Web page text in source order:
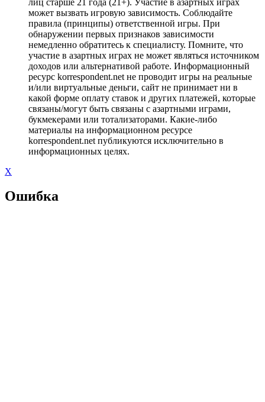
может вызвать игровую зависимость. Соблюдайте
правила (принципы) ответственной игры. При
обнаружении первых признаков зависимости
немедленно обратитесь к специалисту. Помните, что
участие в азартных играх не может являться источником
доходов или альтернативой работе. Информационный
ресурс korrespondent.net не проводит игры на реальные
и/или виртуальные деньги, сайт не принимает ни в
какой форме оплату ставок и других платежей, которые
связаны/могут быть связаны с азартными играми,
букмекерами или тотализаторами. Какие-либо
материалы на информационном ресурсе
korrespondent.net публикуются исключительно в
информационных целях.
X
Ошибка